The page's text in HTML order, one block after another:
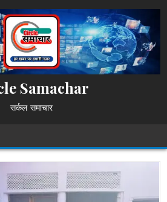
Samachar
सर्कल समाचार